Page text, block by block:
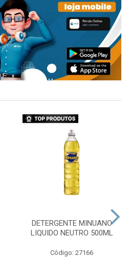
DETERGENTE MINUANO
LIQUIDO NEUTRO 500ML
Código: 27166